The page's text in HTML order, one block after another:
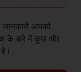
आपको
के बारे में कुछ और